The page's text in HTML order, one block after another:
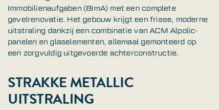
Immobilienaufgaben (BImA) met een complete
gevelrenovatie. Het gebouw krijgt een frisse, moderne
uitstraling dankzij een combinatie van ACM Alpolic-
panelen en glaselementen, allemaal gemonteerd op
een zorgvuldig uitgevoerde achterconstructie.
STRAKKE METALLIC
UITSTRALING